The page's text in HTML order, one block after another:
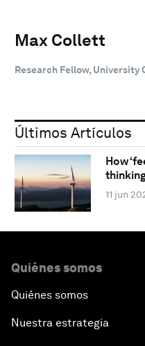
Max Collett
Research Fellow, University
Últimos Artículos
How
11 jun
Quiénes somos
Quiénes somos
Nuestra estrategia